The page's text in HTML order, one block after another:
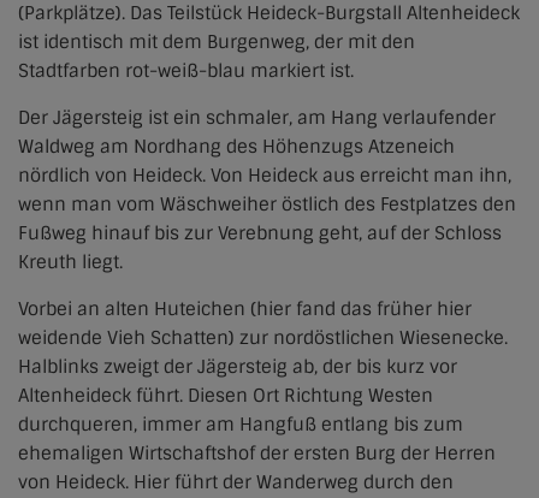
(Parkplätze). Das Teilstück Heideck-Burgstall Altenheideck
ist identisch mit dem Burgenweg, der mit den
Stadtfarben rot-weiß-blau markiert ist.
Der Jägersteig ist ein schmaler, am Hang verlaufender
Waldweg am Nordhang des Höhenzugs Atzeneich
nördlich von Heideck. Von Heideck aus erreicht man ihn,
wenn man vom Wäschweiher östlich des Festplatzes den
Fußweg hinauf bis zur Verebnung geht, auf der Schloss
Kreuth liegt.
Vorbei an alten Huteichen (hier fand das früher hier
weidende Vieh Schatten) zur nordöstlichen Wiesenecke.
Halblinks zweigt der Jägersteig ab, der bis kurz vor
Altenheideck führt. Diesen Ort Richtung Westen
durchqueren, immer am Hangfuß entlang bis zum
ehemaligen Wirtschaftshof der ersten Burg der Herren
von Heideck. Hier führt der Wanderweg durch den